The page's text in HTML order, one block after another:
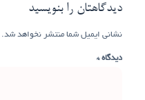
دیدگاهتان را بنویسید
نشانی ایمیل شما منتشر نخواهد شد.
دیدگاه*